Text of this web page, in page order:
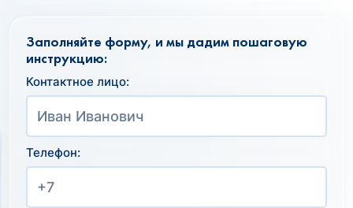
Заполняйте форму, и мы дадим пошаговую
инструкцию:
Контактное лицо:
Телефон: